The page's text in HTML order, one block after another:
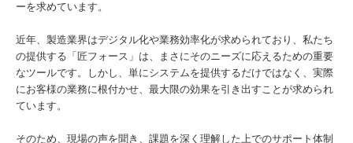
ーを求めています。
近年、製造業界はデジタル化や業務効率化が求められており、私たち
の提供する「匠フォース」は、まさにそのニーズに応えるための重要
なツールです。しかし、単にシステムを提供するだけではなく、実際
にお客様の業務に根付かせ、最大限の効果を引き出すことが求められ
ています。
そのため、現場の声を聞き、課題を深く理解した上でのサポート体制